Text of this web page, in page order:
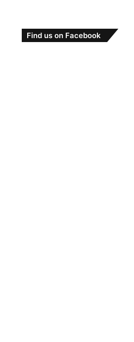
Find us on Facebook